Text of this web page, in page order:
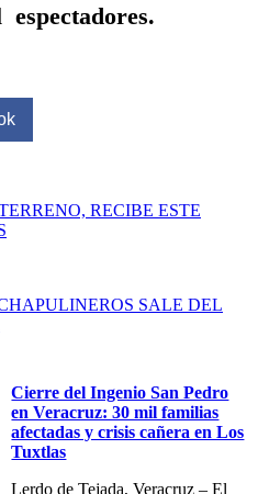
RECIBE ESTE
SALE DEL
Cierre del Ingenio San Pedro
en Veracruz: 30 mil familias
afectadas y crisis cañera en Los
Tuxtlas
Lerdo de Tejada, Veracruz – El